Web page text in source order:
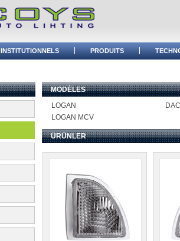
INSTITUTIONNELS PRODUITS
MODÈLES
LOGAN
LOGAN MCV
ÜRÜNLER